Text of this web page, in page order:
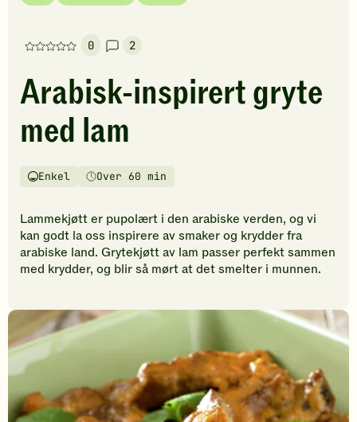
0
Denne
har
foreløpig
ingen
vurderinger.
den
å
vurdere
denne
oppskriften.
2
Arabisk-inspirert gryte
med lam
Vanskelighetsgrad
Enkel
TilberedningstidOver 60 min
Lammekjøtt er pupolært i den arabiske verden, og vi
kan godt la oss inspirere av smaker og krydder fra
arabiske land. Grytekjøtt av lam passer perfekt sammen
med krydder, og blir så mørt at det smelter i munnen.